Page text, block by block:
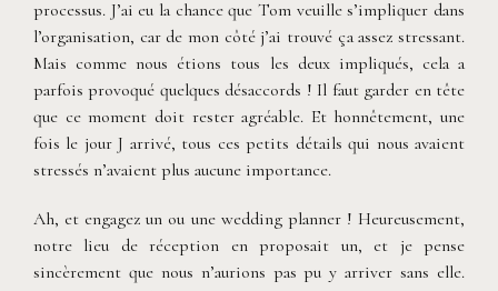
processus. J’ai eu la chance que Tom veuille s’impliquer dans
l’organisation, car de mon côté j’ai trouvé ça assez stressant.
Mais comme nous étions tous les deux impliqués, cela a
parfois provoqué quelques désaccords ! Il faut garder en tête
que ce moment doit rester agréable. Et honnêtement, une
fois le jour J arrivé, tous ces petits détails qui nous avaient
stressés n’avaient plus aucune importance.
Ah, et engagez un ou une wedding planner ! Heureusement,
notre lieu de réception en proposait un, et je pense
sincèrement que nous n’aurions pas pu y arriver sans elle.